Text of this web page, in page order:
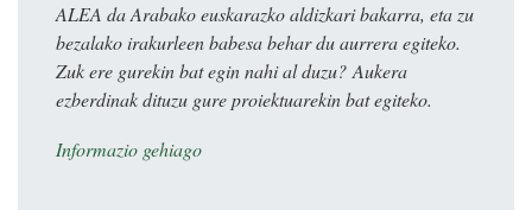
ALEA da Arabako euskarazko aldizkari bakarra, eta zu
bezalako irakurleen babesa behar du aurrera egiteko.
Zuk ere gurekin bat egin nahi al duzu? Aukera
ezberdinak dituzu gure proiektuarekin bat egiteko.
Informazio gehiago